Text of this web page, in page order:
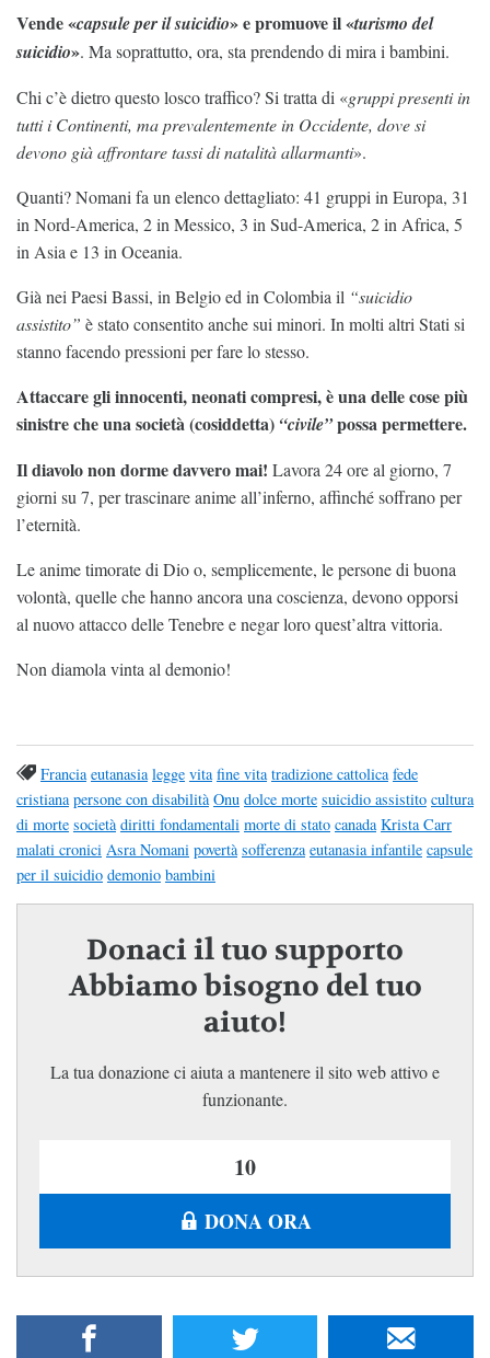
Vende «capsule per il suicidio» e promuoveil«turismo del
suicidio». Ma soprattutto, ora, sta prendendo di mira i bambini.
Chi c’è dietro questo losco traffico? Si tratta di «gruppi presenti in
tutti i Continenti, ma prevalentemente in Occidente, dove si
devono già affrontare tassi di natalità allarmanti».
Quanti? Nomani fa un elenco dettagliato: 41 gruppi in Europa, 31
in Nord-America, 2 in Messico, 3 in Sud-America, 2 in Africa, 5
in Asia e 13 in Oceania.
Già nei Paesi Bassi, in Belgio ed in Colombia il “suicidio
assistito” è stato consentito anche sui minori. In molti altri Stati si
stanno facendo pressioni per fare lo stesso.
Attaccare gli innocenti, neonati compresi, è una delle cose più
sinistre che una società (cosiddetta) “civile”possa permettere.
Il diavolo non dorme davvero mai! Lavora 24 ore al giorno, 7
giorni su 7, per trascinare anime all’inferno, affinché soffrano per
l’eternità.
Le anime timorate di Dio o, semplicemente, le persone di buona
volontà, quelle che hanno ancora una coscienza, devono opporsi
al nuovo attacco delle Tenebre e negar loro quest’altra vittoria.
Non diamola vinta al demonio!
Francia eutanasia legge vita fine vita tradizione cattolica fede
cristiana persone con disabilità Onu dolce morte suicidio assistito cultura
di morte società diritti fondamentali morte di stato canada Krista Carr
malati cronici Asra Nomani povertà sofferenza eutanasia infantile capsule
per il suicidio demonio bambini
Donaci il tuo supporto
Abbiamo bisogno del tuo
aiuto!
La tua donazione ci aiuta a mantenere il sito web attivo e
funzionante.
DONA ORA